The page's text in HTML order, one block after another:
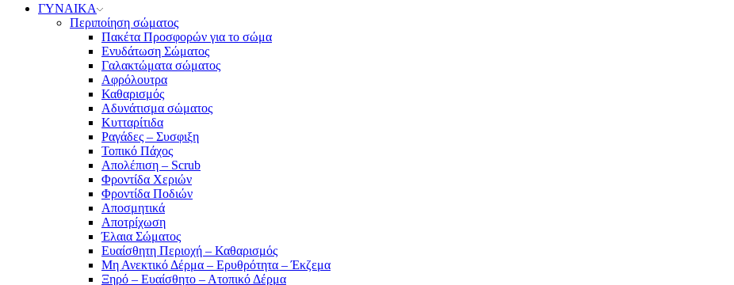
ΓΥΝΑΙΚΑ
Περιποίηση σώματος
Πακέτα Προσφορών για το σώμα
Ενυδάτωση Σώματος
Γαλακτώματα σώματος
Αφρόλουτρα
Καθαρισμός
Αδυνάτισμα σώματος
Κυτταρίτιδα
Ραγάδες – Συσφιξη
Τοπικό Πάχος
Απολέπιση – Scrub
Φροντίδα Χεριών
Φροντίδα Ποδιών
Αποσμητικά
Αποτρίχωση
Έλαια Σώματος
Ευαίσθητη Περιοχή – Καθαρισμός
Μη Ανεκτικό Δέρμα – Ερυθρότητα – Έκζεμα
Ξηρό – Ευαίσθητο – Ατοπικό Δέρμα